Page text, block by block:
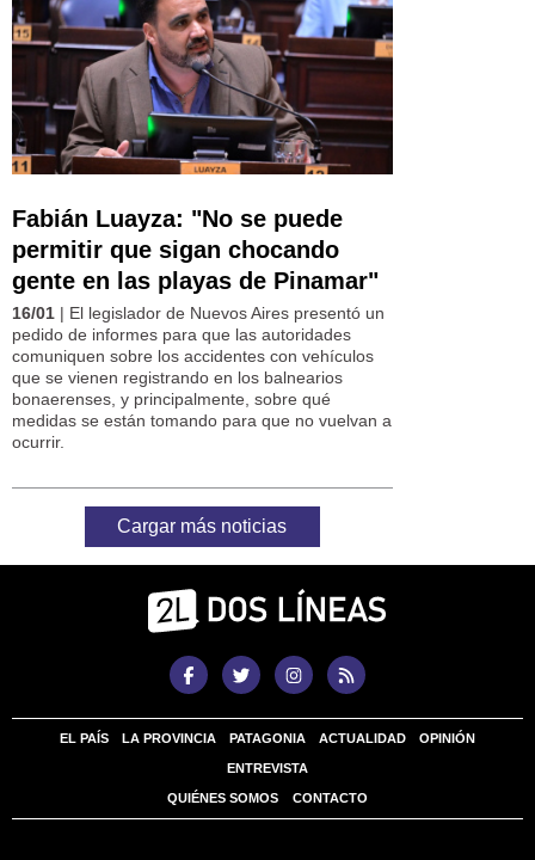
Fabián Luayza: "No se puede
permitir que sigan chocando
gente en las playas de Pinamar"
16/01 | El legislador de Nuevos Aires presentó un
pedido de informes para que las autoridades
comuniquen sobre los accidentes con vehículos
que se vienen registrando en los balnearios
bonaerenses, y principalmente, sobre qué
medidas se están tomando para que no vuelvan a
ocurrir.
Cargar más noticias
EL PAÍS LA PROVINCIA PATAGONIA ACTUALIDAD OPINIÓN
ENTREVISTA
QUIÉNES SOMOS CONTACTO